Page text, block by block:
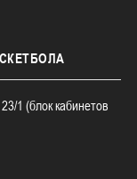
1 (блок кабинетов